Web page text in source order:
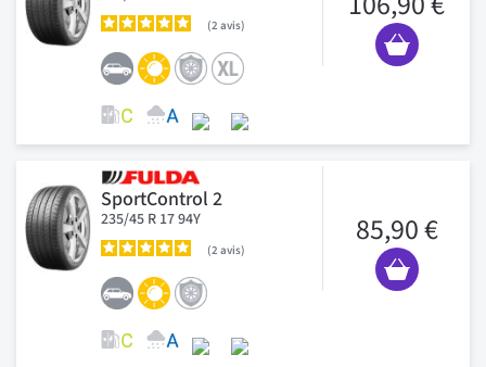
2 avis
SportControl 2
235/45 R 17 94Y
2 avis
85,90 €